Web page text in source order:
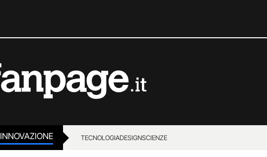
INNOVAZIONE TECNOLOGIADESIGNSCIENZE